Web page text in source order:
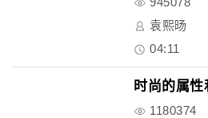
袁熙旸
04:11
时尚的属性
1180374